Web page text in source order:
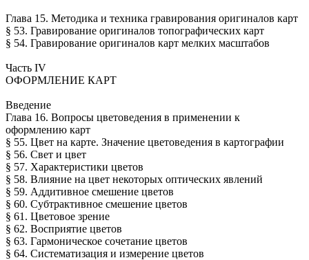
Глава 15. Методика и техника гравирования оригиналов карт
§ 53. Гравирование оригиналов топографических карт
§ 54. Гравирование оригиналов карт мелких масштабов
Часть IV
ОФОРМЛЕНИЕ КАРТ
Введение
Глава 16. Вопросы цветоведения в применении к
оформлению карт
§ 55. Цвет на карте. Значение цветоведения в картографии
§ 56. Свет и цвет
§ 57. Характеристики цветов
§ 58. Влияние на цвет некоторых оптических явлений
§ 59. Аддитивное смешение цветов
§ 60. Субтрактивное смешение цветов
§ 61. Цветовое зрение
§ 62. Восприятие цветов
§ 63. Гармоническое сочетание цветов
§ 64. Систематизация и измерение цветов